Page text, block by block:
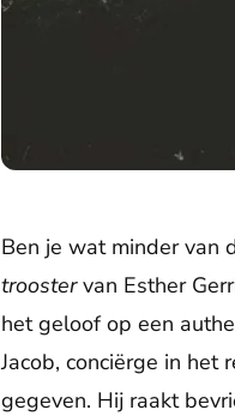
Ben je wat minder van
troostervan Esther
het geloof op een
Jacob, conciërge in het
gegeven. Hij raakt